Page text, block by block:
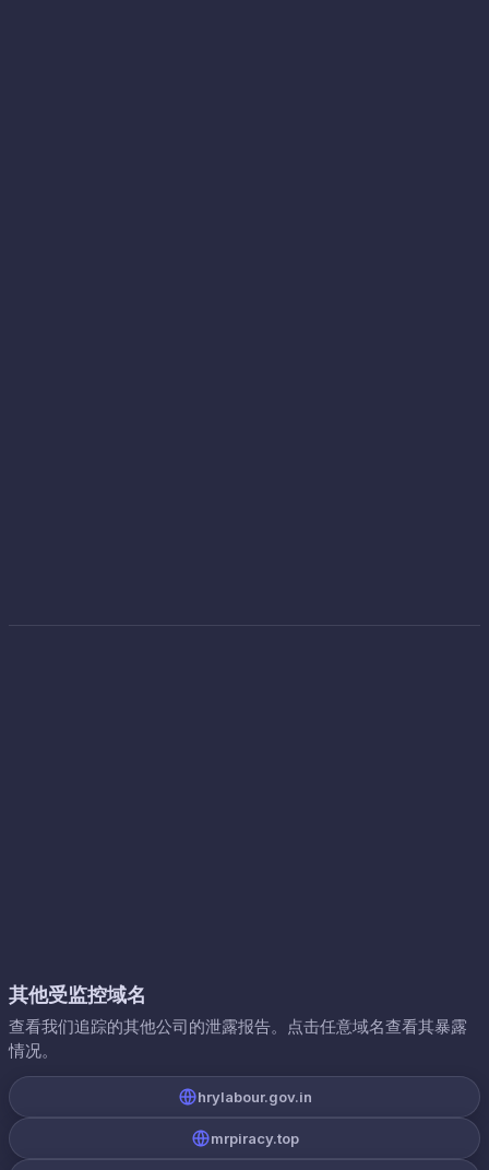
其他受监控域名
查看我们追踪的其他公司的泄露报告。点击任意域名查看其暴露
情况。
hrylabour.gov.in
mrpiracy.top